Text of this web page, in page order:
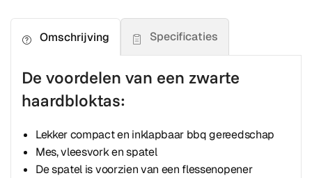
Omschrijving Specificaties
De voordelen van een zwarte
haardbloktas:
Lekker compact en inklapbaar bbq gereedschap
Mes, vleesvork en spatel
De spatel is voorzien van een flessenopener